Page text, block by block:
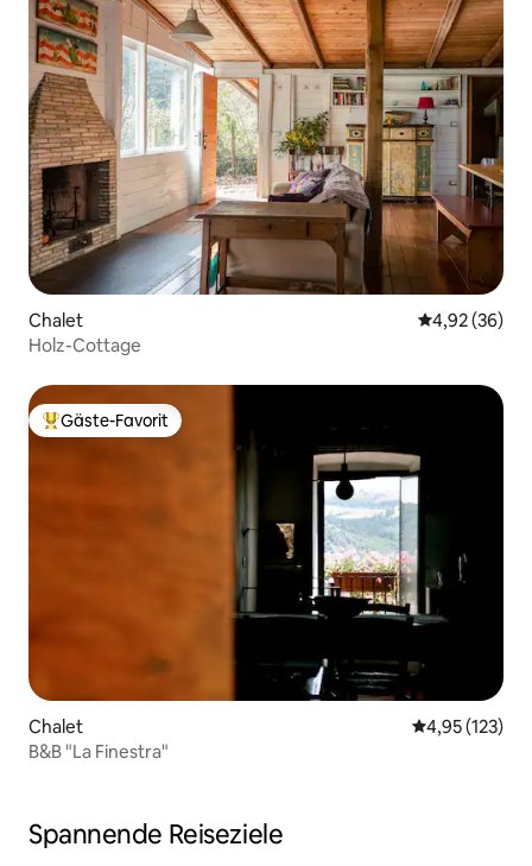
Chalet
4,92 (36)
Holz-Cottage
Beliebter Gäste-Favorit.
Gäste-Favorit
Chalet
4,95 (123)
B&B "La Finestra"
Spannende Reiseziele